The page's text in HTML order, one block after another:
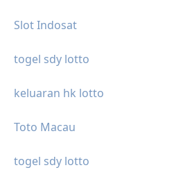
Slot Indosat
togel sdy lotto
keluaran hk lotto
Toto Macau
togel sdy lotto